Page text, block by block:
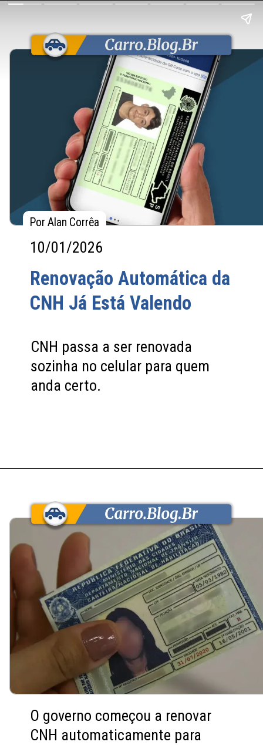
Renovação Automática da
CNH Já Está Valendo
Por Alan Corrêa
Por Alan Corrêa
CNH passa a ser renovada
sozinha no celular para quem
anda certo.
10/01/2026
O governo começou a renovar
CNH automaticamente para